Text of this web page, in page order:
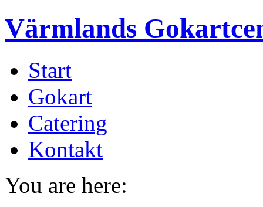
Värmlands
Start
Gokart
Catering
Kontakt
You are here: